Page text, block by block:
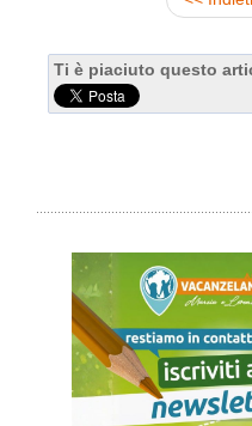
Ti è piaciuto questo